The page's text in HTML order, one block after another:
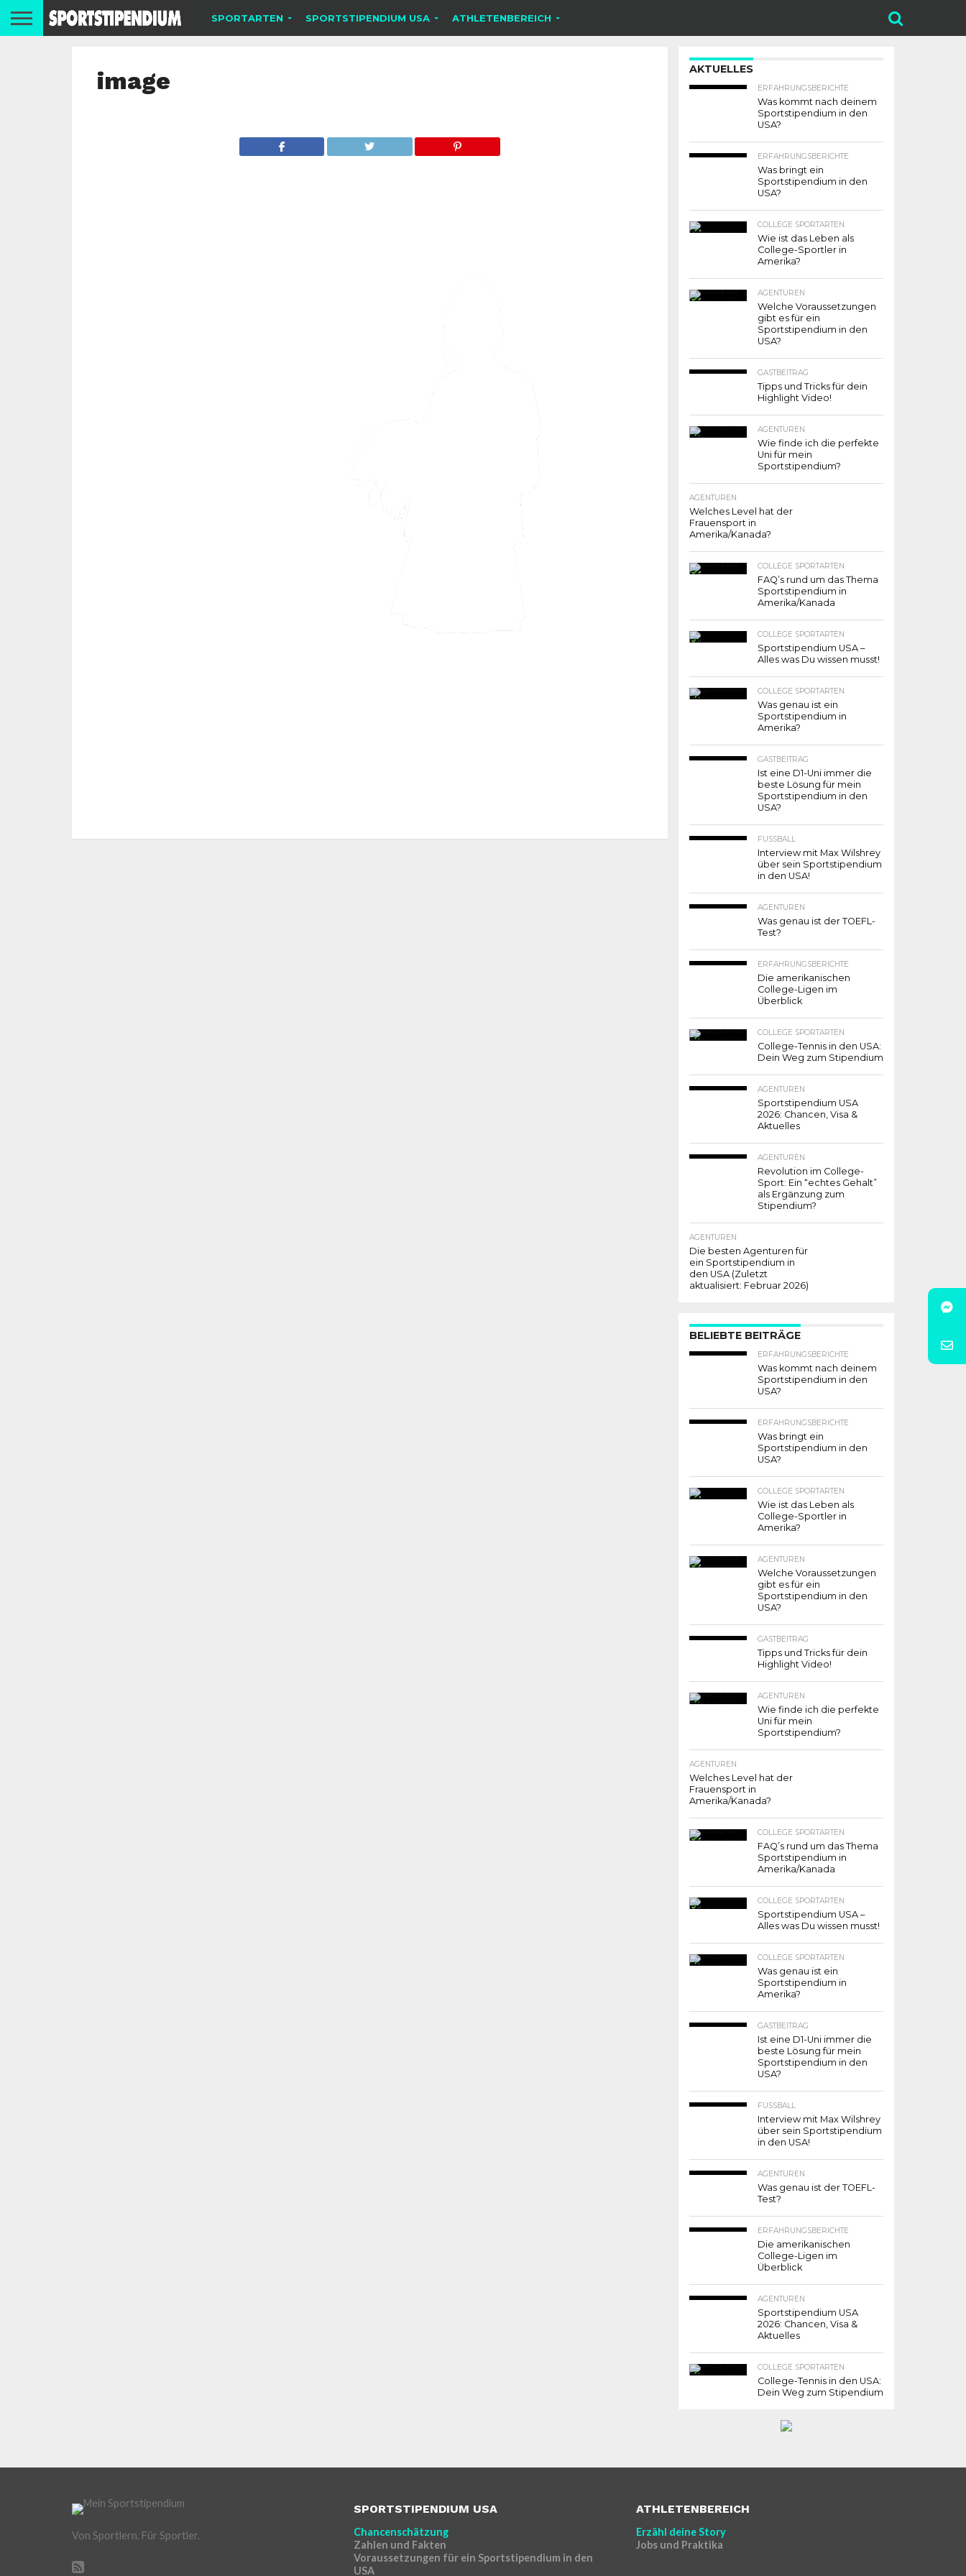
SPORTARTEN SPORTSTIPENDIUM USA ATHLETENBEREICH
image AKTUELLES
ERFAHRUNGSBERICHTE
Was kommt nach deinem
Sportstipendium in den
USA?
ERFAHRUNGSBERICHTE
Was bringt ein
Sportstipendium in den
USA?
COLLEGE SPORTARTEN
Wie ist das Leben als
College-Sportler in
Amerika?
AGENTUREN
Welche Voraussetzungen
gibt es für ein
Sportstipendium in den
USA?
GASTBEITRAG
Tipps und Tricks für dein
Highlight Video!
AGENTUREN
Wie finde ich die perfekte
Uni für mein
Sportstipendium?
AGENTUREN
Welches Level hat der
Frauensport in
Amerika/Kanada?
COLLEGE SPORTARTEN
FAQ’s rund um das Thema
Sportstipendium in
Amerika/Kanada
COLLEGE SPORTARTEN
Sportstipendium USA –
Alles was Du wissen musst!
COLLEGE SPORTARTEN
Was genau ist ein
Sportstipendium in
Amerika?
GASTBEITRAG
Ist eine D1-Uni immer die
beste Lösung für mein
Sportstipendium in den
USA?
FUSSBALL
Interview mit Max Wilshrey
über sein Sportstipendium
in den USA!
AGENTUREN
Was genau ist der TOEFL-
Test?
ERFAHRUNGSBERICHTE
Die amerikanischen
College-Ligen im
Überblick
COLLEGE SPORTARTEN
College-Tennis in den USA:
Dein Weg zum Stipendium
AGENTUREN
Sportstipendium USA
2026: Chancen, Visa &
Aktuelles
AGENTUREN
Revolution im College-
Sport: Ein “echtes Gehalt”
als Ergänzung zum
Stipendium?
AGENTUREN
Die besten Agenturen für
ein Sportstipendium in
den USA (Zuletzt
aktualisiert: Februar 2026)
BELIEBTE BEITRÄGE
ERFAHRUNGSBERICHTE
Was kommt nach deinem
Sportstipendium in den
USA?
ERFAHRUNGSBERICHTE
Was bringt ein
Sportstipendium in den
USA?
COLLEGE SPORTARTEN
Wie ist das Leben als
College-Sportler in
Amerika?
AGENTUREN
Welche Voraussetzungen
gibt es für ein
Sportstipendium in den
USA?
GASTBEITRAG
Tipps und Tricks für dein
Highlight Video!
AGENTUREN
Wie finde ich die perfekte
Uni für mein
Sportstipendium?
AGENTUREN
Welches Level hat der
Frauensport in
Amerika/Kanada?
COLLEGE SPORTARTEN
FAQ’s rund um das Thema
Sportstipendium in
Amerika/Kanada
COLLEGE SPORTARTEN
Sportstipendium USA –
Alles was Du wissen musst!
COLLEGE SPORTARTEN
Was genau ist ein
Sportstipendium in
Amerika?
GASTBEITRAG
Ist eine D1-Uni immer die
beste Lösung für mein
Sportstipendium in den
USA?
FUSSBALL
Interview mit Max Wilshrey
über sein Sportstipendium
in den USA!
AGENTUREN
Was genau ist der TOEFL-
Test?
ERFAHRUNGSBERICHTE
Die amerikanischen
College-Ligen im
Überblick
AGENTUREN
Sportstipendium USA
2026: Chancen, Visa &
Aktuelles
COLLEGE SPORTARTEN
College-Tennis in den USA:
Dein Weg zum Stipendium
Von Sportlern. Für Sportler.
SPORTSTIPENDIUM USA
Chancenschätzung
Zahlen und Fakten
Voraussetzungen für ein Sportstipendium in den
USA
ATHLETENBEREICH
Erzähl deine Story
Jobs und Praktika